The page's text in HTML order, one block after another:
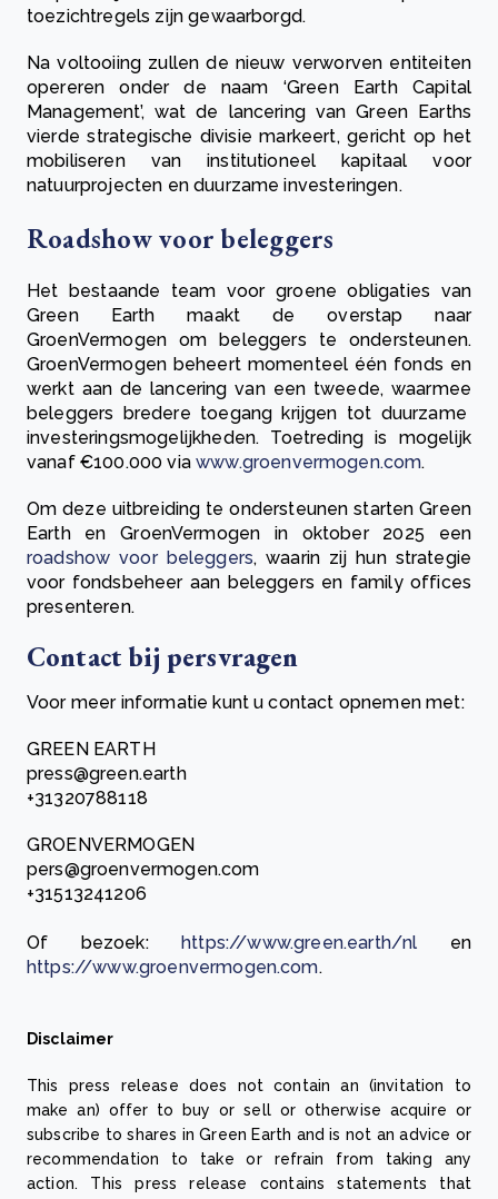
toezichtregels zijn gewaarborgd.
Na voltooiing zullen de nieuw verworven entiteiten
opereren onder de naam ‘Green Earth Capital
Management’, wat de lancering van Green Earths
vierde strategische divisie markeert, gericht op het
mobiliseren van institutioneel kapitaal voor
natuurprojecten en duurzame investeringen.
Roadshow voor beleggers
Het bestaande team voor groene obligaties van
Green Earth maakt de overstap naar
GroenVermogen om beleggers te ondersteunen.
GroenVermogen beheert momenteel één fonds en
werkt aan de lancering van een tweede, waarmee
beleggers bredere toegang krijgen tot duurzame
investeringsmogelijkheden. Toetreding is mogelijk
vanaf €100.000 via www.groenvermogen.com.
Om deze uitbreiding te ondersteunen starten Green
Earth en GroenVermogen in oktober 2025 een
roadshow voor beleggers, waarin zij hun strategie
voor fondsbeheer aan beleggers en family offices
presenteren.
Contact bij persvragen
Voor meer informatie kunt u contact opnemen met:
GREEN EARTH
press@green.earth
+31320788118
GROENVERMOGEN
pers@groenvermogen.com
+31513241206
Of bezoek: https://www.green.earth/nl en
https://www.groenvermogen.com.
Disclaimer
This press release does not contain an (invitation to
make an) offer to buy or sell or otherwise acquire or
subscribe to shares in Green Earth and is not an advice or
recommendation to take or refrain from taking any
action. This press release contains statements that